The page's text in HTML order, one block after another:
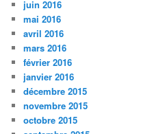
juin 2016
mai 2016
avril 2016
mars 2016
février 2016
janvier 2016
décembre 2015
novembre 2015
octobre 2015